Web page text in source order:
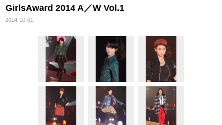
GirlsAward 2014 A／W Vol.1
2014-10-01